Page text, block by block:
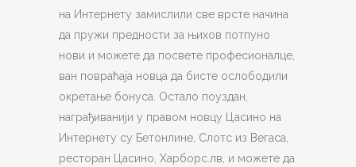
на Интернету замислили све врсте начина
да пружи предности за њихов потпуно
нови и можете да посвете професионалце,
ван повраћаја новца да бисте ослободили
окретање бонуса. Остало поуздан,
награђиванији у правом новцу Цасино на
Интернету су Бетонлине, Слотс из Вегаса,
ресторан Цасино, Харборс.лв, и можете да